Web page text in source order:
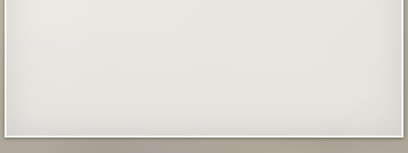
На протяжении всей истории демоны и злые духи